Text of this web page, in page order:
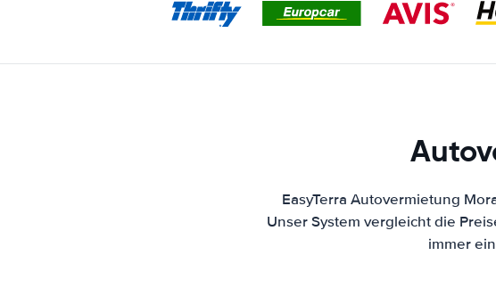
EasyTerra Autovermietung
Unser System vergleicht die
immer